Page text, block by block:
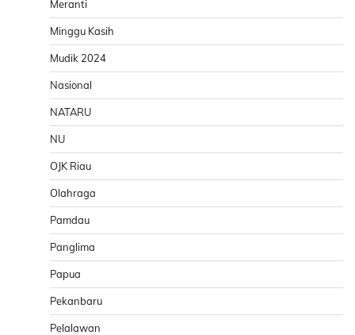
Meranti
Minggu Kasih
Mudik 2024
Nasional
NATARU
NU
OJK Riau
Olahraga
Pamdau
Panglima
Papua
Pekanbaru
Pelalawan